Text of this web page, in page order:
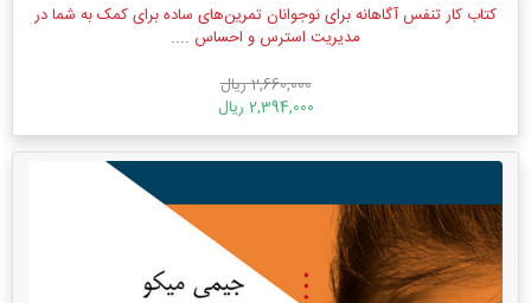
کتاب کار تنفس آگاهانه برای نوجوانان تمرین‌های ساده برای کمک به شما در
مدیریت استرس و احساس ....
2,660,000 ریال
2,394,000 ریال